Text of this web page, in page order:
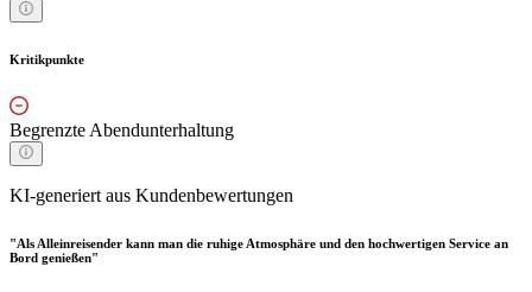
Kritikpunkte
Begrenzte Abendunterhaltung
KI-generiert aus Kundenbewertungen
"Als Alleinreisender kann man die ruhige Atmosphäre und den hochwertigen Service an
Bord genießen"